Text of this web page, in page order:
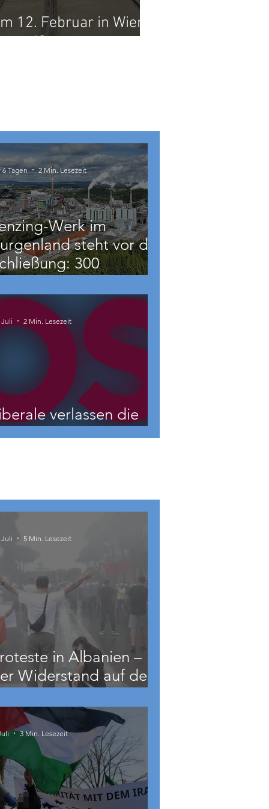
12. Februar in Wien:
Werk im
steht vor der
300
6 Tagen 2 Min. Lesezeit
verlassen die
Juli 2 Min. Lesezeit
in Albanien –
Widerstand auf dem
Juli 5 Min. Lesezeit
3 Min. Lesezeit